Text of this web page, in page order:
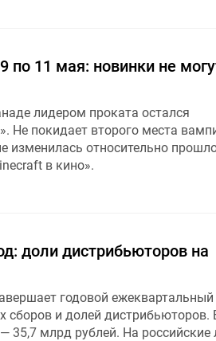
11 мая: новинки не
лидером проката остался
Не покидает второго места
изменилась относительно
в кино».
доли дистрибьюторов на
годовой ежеквартальный
сборов и долей дистрибьюторов.
35,7 млрд рублей. На российские